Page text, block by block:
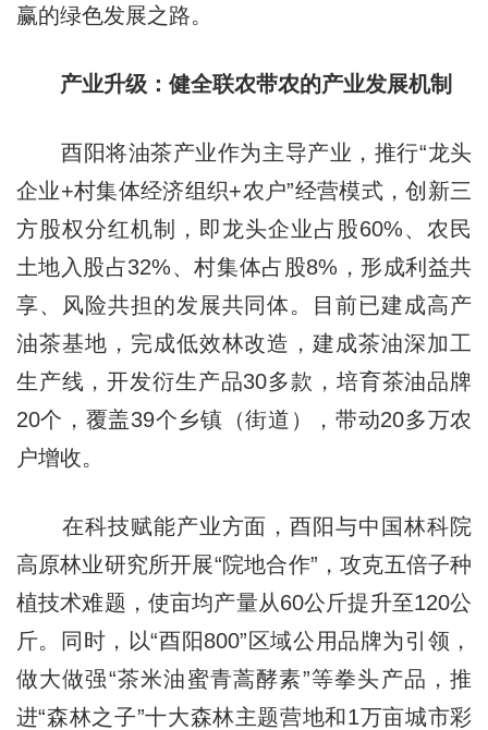
赢的绿色发展之路。
产业升级：健全联农带农的产业发展机制
酉阳将油茶产业作为主导产业，推行“龙头
企业+村集体经济组织+农户”经营模式，创新三
方股权分红机制，即龙头企业占股60%、农民
土地入股占32%、村集体占股8%，形成利益共
享、风险共担的发展共同体。目前已建成高产
油茶基地，完成低效林改造，建成茶油深加工
生产线，开发衍生产品30多款，培育茶油品牌
20个，覆盖39个乡镇（街道），带动20多万农
户增收。
在科技赋能产业方面，酉阳与中国林科院
高原林业研究所开展“院地合作”，攻克五倍子种
植技术难题，使亩均产量从60公斤提升至120公
斤。同时，以“酉阳800”区域公用品牌为引领，
做大做强“茶米油蜜青蒿酵素”等拳头产品，推
进“森林之子”十大森林主题营地和1万亩城市彩